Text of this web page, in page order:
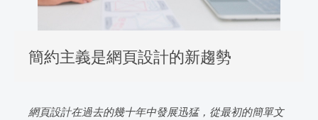
簡約主義是網頁設計的新趨勢
網頁設計在過去的幾十年中發展迅猛，從最初的簡單文